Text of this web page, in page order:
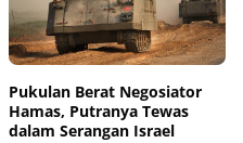
Pukulan Berat Negosiator
Hamas, Putranya Tewas
dalam Serangan Israel